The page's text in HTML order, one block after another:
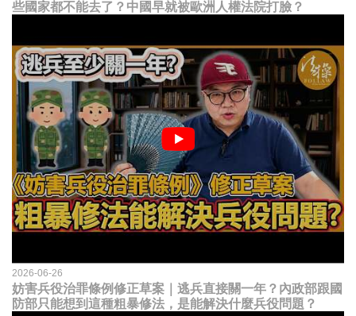
些國家都不能去了？中國早就被歐洲人權法院打臉？
2026-06-26
妨害兵役治罪條例修正草案｜逃兵直接關一年？內政部跟國
防部只能想到這種粗暴修法，是能解決什麼兵役問題？